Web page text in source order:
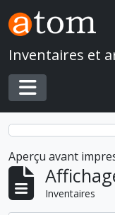
Skip to main content
Inventaires et
Toggle
Aperçu avant
Inventaires